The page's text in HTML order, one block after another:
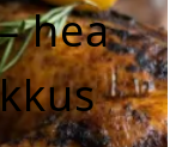
hea